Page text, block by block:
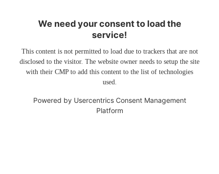
We need your consent to load the
service!
This content is not permitted to load due to trackers that are not
disclosed to the visitor. The website owner needs to setup the site
with their CMP to add this content to the list of technologies
used.
Powered by Usercentrics Consent Management
Platform